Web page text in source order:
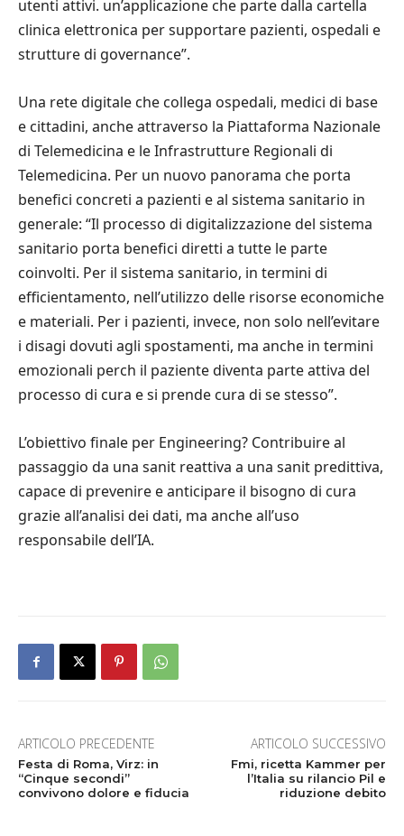
utenti attivi. un’applicazione che parte dalla cartella
clinica elettronica per supportare pazienti, ospedali e
strutture di governance”.
Una rete digitale che collega ospedali, medici di base
e cittadini, anche attraverso la Piattaforma Nazionale
di Telemedicina e le Infrastrutture Regionali di
Telemedicina. Per un nuovo panorama che porta
benefici concreti a pazienti e al sistema sanitario in
generale: “Il processo di digitalizzazione del sistema
sanitario porta benefici diretti a tutte le parte
coinvolti. Per il sistema sanitario, in termini di
efficientamento, nell’utilizzo delle risorse economiche
e materiali. Per i pazienti, invece, non solo nell’evitare
i disagi dovuti agli spostamenti, ma anche in termini
emozionali perch il paziente diventa parte attiva del
processo di cura e si prende cura di se stesso”.
L’obiettivo finale per Engineering? Contribuire al
passaggio da una sanit reattiva a una sanit predittiva,
capace di prevenire e anticipare il bisogno di cura
grazie all’analisi dei dati, ma anche all’uso
responsabile dell’IA.
ARTICOLO PRECEDENTE
Festa di Roma, Virz: in
“Cinque secondi”
convivono dolore e fiducia
ARTICOLO SUCCESSIVO
Fmi, ricetta Kammer per
l’Italia su rilancio Pil e
riduzione debito